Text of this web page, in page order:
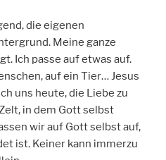
die eigenen
Meine ganze
Ich passe auf etwas auf.
auf ein Tier… Jesus
uns heute, die Liebe zu
in dem Gott selbst
wir auf Gott selbst auf,
ist. Keiner kann immerzu